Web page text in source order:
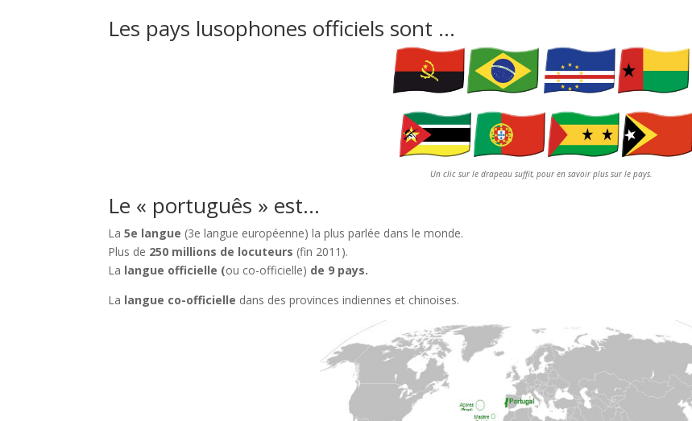
Les pays lusophones officiels sont …
Un clic sur le drapeau suffit, pour en savoir plus sur le pays.
Le « português » est…
La5e langue (3e langue européenne) la plus parlée dans le monde.
Plus de 250 millions de locuteurs (fin 2011).
La langue officielle (ou co-officielle) de 9 pays.
La langue co-officielle dans des provinces indiennes et chinoises.